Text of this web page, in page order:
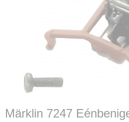
Märklin 7247